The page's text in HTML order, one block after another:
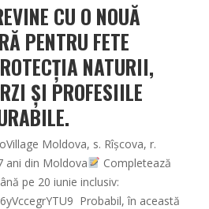
CU O NOUĂ
PENTRU FETE
NATURII,
ȘI PROFESIILE
Moldova, s. Rîșcova, r.
ani din Moldova
Completează
pe 20 iunie inclusiv:
Probabil, în această